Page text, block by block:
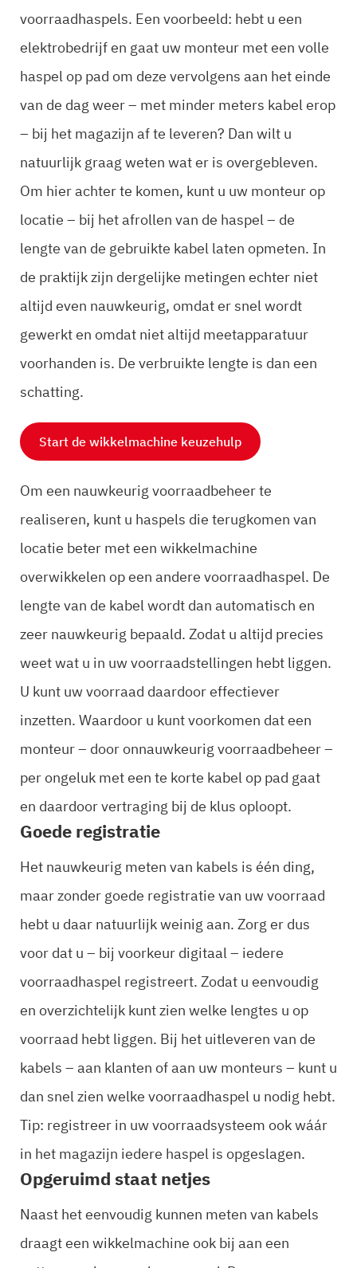
voorraadhaspels. Een voorbeeld: hebt u een
elektrobedrijf en gaat uw monteur met een volle
haspel op pad om deze vervolgens aan het einde
van de dag weer – met minder meters kabel erop
– bij het magazijn af te leveren? Dan wilt u
natuurlijk graag weten wat er is overgebleven.
Om hier achter te komen, kunt u uw monteur op
locatie – bij het afrollen van de haspel – de
lengte van de gebruikte kabel laten opmeten. In
de praktijk zijn dergelijke metingen echter niet
altijd even nauwkeurig, omdat er snel wordt
gewerkt en omdat niet altijd meetapparatuur
voorhanden is. De verbruikte lengte is dan een
schatting.
Start de wikkelmachine keuzehulp
Om een nauwkeurig voorraadbeheer te
realiseren, kunt u haspels die terugkomen van
locatie beter met een wikkelmachine
overwikkelen op een andere voorraadhaspel. De
lengte van de kabel wordt dan automatisch en
zeer nauwkeurig bepaald. Zodat u altijd precies
weet wat u in uw voorraadstellingen hebt liggen.
U kunt uw voorraad daardoor effectiever
inzetten. Waardoor u kunt voorkomen dat een
monteur – door onnauwkeurig voorraadbeheer –
per ongeluk met een te korte kabel op pad gaat
en daardoor vertraging bij de klus oploopt.
Goede registratie
Het nauwkeurig meten van kabels is één ding,
maar zonder goede registratie van uw voorraad
hebt u daar natuurlijk weinig aan. Zorg er dus
voor dat u – bij voorkeur digitaal – iedere
voorraadhaspel registreert. Zodat u eenvoudig
en overzichtelijk kunt zien welke lengtes u op
voorraad hebt liggen. Bij het uitleveren van de
kabels – aan klanten of aan uw monteurs – kunt u
dan snel zien welke voorraadhaspel u nodig hebt.
Tip: registreer in uw voorraadsysteem ook wáár
in het magazijn iedere haspel is opgeslagen.
Opgeruimd staat netjes
Naast het eenvoudig kunnen meten van kabels
draagt een wikkelmachine ook bij aan een